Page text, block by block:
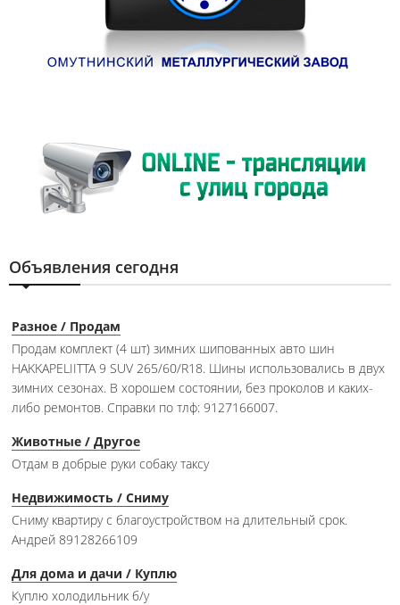
Объявления сегодня
Разное / Продам
Продам комплект (4 шт) зимних шипованных авто шин
HAKKAPELIITTA 9 SUV 265/60/R18. Шины использовались в двух
зимних сезонах. В хорошем состоянии, без проколов и каких-
либо ремонтов. Справки по тлф: 9127166007.
Животные / Другое
Отдам в добрые руки собаку таксу
Недвижимость / Сниму
Сниму квартиру с благоустройством на длительный срок.
Андрей 89128266109
Для дома и дачи / Куплю
Куплю холодильник б/у